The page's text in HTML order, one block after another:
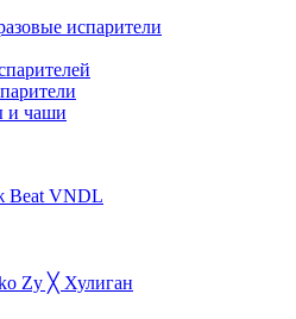
испарители
и чаши
Beat VNDL
Zy ╳ Хулиган